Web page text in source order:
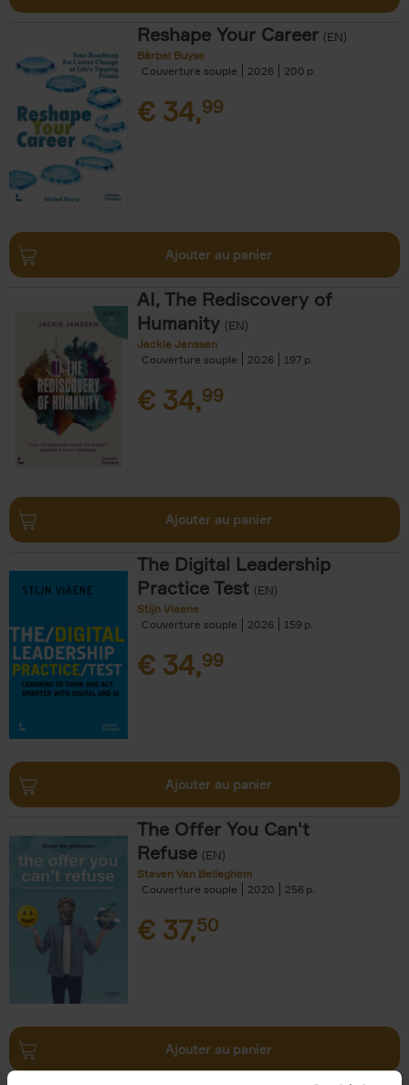
Reshape Your Career (EN)
Bärbel Buyse
Couverture souple
2026 200
€ 34,99
Ajouter au panier
AI, The Rediscovery of
Humanity (EN)
Jackie Janssen
Couverture souple
2026 197
€ 34,99
Ajouter au panier
The Digital Leadership
Practice Test (EN)
Stijn Viaene
Couverture souple
2026 159
€ 34,99
Ajouter au panier
The Offer You Can't
Refuse (EN)
Steven Van Belleghem
Couverture souple
2020 256
€ 37,50
Ajouter au panier